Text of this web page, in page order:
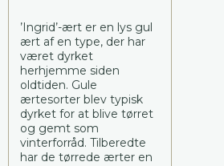
’Ingrid’-ært er en lys gul
ært af en type, der har
været dyrket
herhjemme siden
oldtiden. Gule
ærtesorter blev typisk
dyrket for at blive tørret
og gemt som
vinterforråd. Tilberedte
har de tørrede ærter en